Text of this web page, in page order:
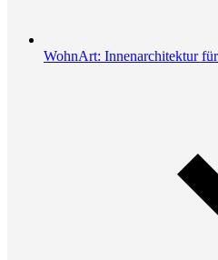
WohnArt: Innenarchitektur